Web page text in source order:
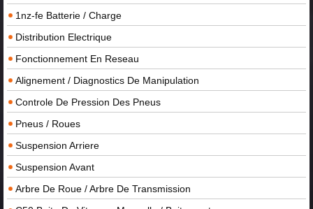
1nz-fe Batterie / Charge
Distribution Electrique
Fonctionnement En Reseau
Alignement / Diagnostics De Manipulation
Controle De Pression Des Pneus
Pneus / Roues
Suspension Arriere
Suspension Avant
Arbre De Roue / Arbre De Transmission